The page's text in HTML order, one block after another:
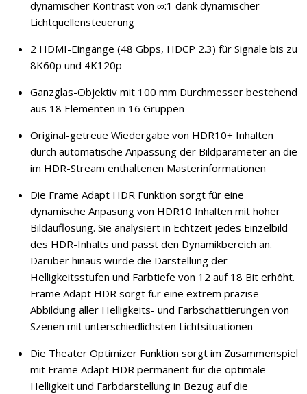
dynamischer Kontrast von ∞:1 dank dynamischer
Lichtquellensteuerung
2 HDMI-Eingänge (48 Gbps, HDCP 2.3) für Signale bis zu
8K60p und 4K120p
Ganzglas-Objektiv mit 100 mm Durchmesser bestehend
aus 18 Elementen in 16 Gruppen
Original-getreue Wiedergabe von HDR10+ Inhalten
durch automatische Anpassung der Bildparameter an die
im HDR-Stream enthaltenen Masterinformationen
Die Frame Adapt HDR Funktion sorgt für eine
dynamische Anpasung von HDR10 Inhalten mit hoher
Bildauflösung. Sie analysiert in Echtzeit jedes Einzelbild
des HDR-Inhalts und passt den Dynamikbereich an.
Darüber hinaus wurde die Darstellung der
Helligkeitsstufen und Farbtiefe von 12 auf 18 Bit erhöht.
Frame Adapt HDR sorgt für eine extrem präzise
Abbildung aller Helligkeits- und Farbschattierungen von
Szenen mit unterschiedlichsten Lichtsituationen
Die Theater Optimizer Funktion sorgt im Zusammenspiel
mit Frame Adapt HDR permanent für die optimale
Helligkeit und Farbdarstellung in Bezug auf die